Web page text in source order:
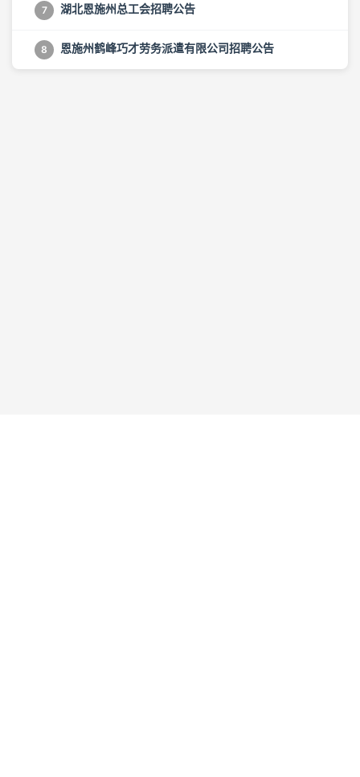
7 湖北恩施州总工会招聘公告
8 恩施州鹤峰巧才劳务派遣有限公司招聘公告